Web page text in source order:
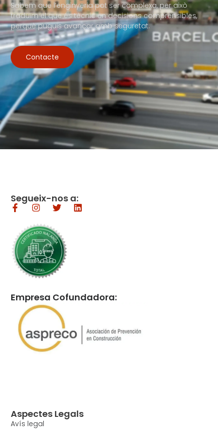
Sabem que l’enginyeria pot ser complexa, per això
traduïm el que és tècnic en decisions comprensibles,
perquè puguis avançar amb seguretat.
Contacte
Aspectes Legals
Avís legal
Segueix-nos a:
Empresa Cofundadora: